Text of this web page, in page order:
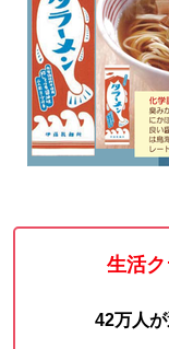
生活
42万人